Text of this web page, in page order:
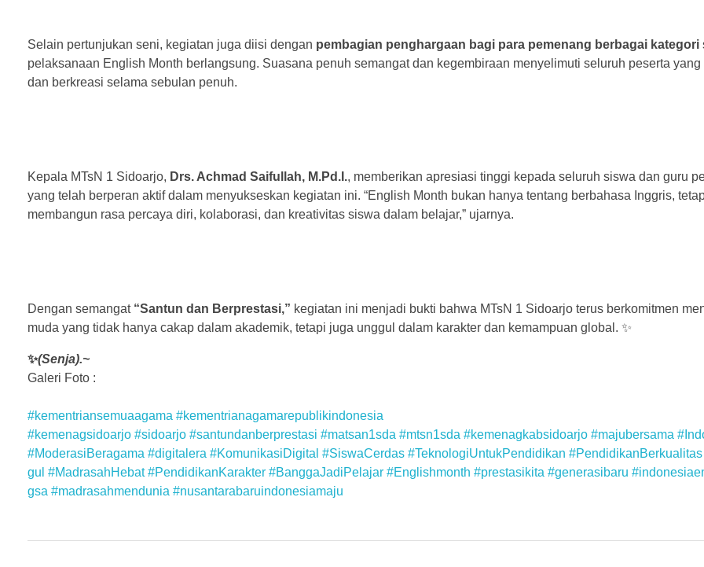
Selain pertunjukan seni, kegiatan juga diisi dengan pembagian penghargaan bagi para pemenang berbagai kategori
pelaksanaan English Month berlangsung. Suasana penuh semangat dan kegembiraan menyelimuti seluruh peserta
dan berkreasi selama sebulan penuh.
Kepala MTsN 1 Sidoarjo, Drs. Achmad Saifullah, M.Pd.I., memberikan apresiasi tinggi kepada seluruh siswa dan guru
yang telah berperan aktif dalam menyukseskan kegiatan ini. “English Month bukan hanya tentang berbahasa Inggris,
membangun rasa percaya diri, kolaborasi, dan kreativitas siswa dalam belajar,” ujarnya.
Dengan semangat “Santun dan Berprestasi,” kegiatan ini menjadi bukti bahwa MTsN 1 Sidoarjo terus berkomitmen
muda yang tidak hanya cakap dalam akademik, tetapi juga unggul dalam karakter dan kemampuan global. ✨
✨(Senja).~
Galeri Foto :
#kementriansemuaagama #kementrianagamarepublikindonesia
#kemenagsidoarjo #sidoarjo #santundanberprestasi #matsan1sda #mtsn1sda #kemenagkabsidoarjo #majubersama
#ModerasiBeragama #digitalera #KomunikasiDigital #SiswaCerdas #TeknologiUntukPendidikan #PendidikanBerkualitas
gul #MadrasahHebat #PendidikanKarakter #BanggaJadiPelajar #Englishmonth #prestasikita #generasibaru
gsa #madrasahmendunia #nusantarabaruindonesiamaju